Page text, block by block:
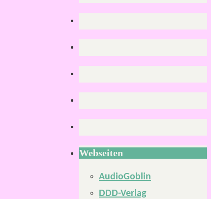
Webseiten
AudioGoblin
DDD-Verlag